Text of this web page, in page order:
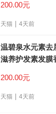
200.00元
天猫 4天前
温碧泉水元素去
滋养护发素发膜
200.00元
天猫 4天前